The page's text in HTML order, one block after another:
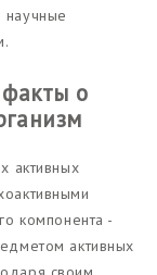
научные
о
активных
компонента -
активных